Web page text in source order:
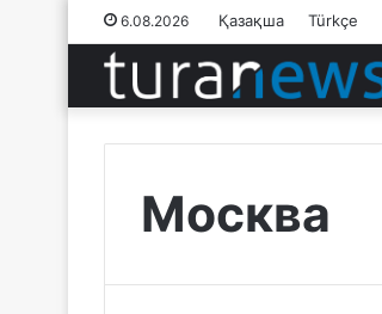
6.08.2026 Қазақша Türkçe
Москва